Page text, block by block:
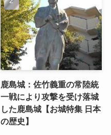
鹿島城：佐竹義重の常陸統
一戦により攻撃を受け落城
した鹿島城【お城特集 日本
の歴史】